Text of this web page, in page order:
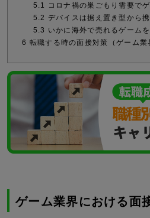
5.1
コロナ禍の巣ごもり需要で
5.2 デバイスは据え置き型から
5.3 いかに海外で売れるゲーム
6 転職する時の面接対策（ゲーム業
ゲーム業界における面